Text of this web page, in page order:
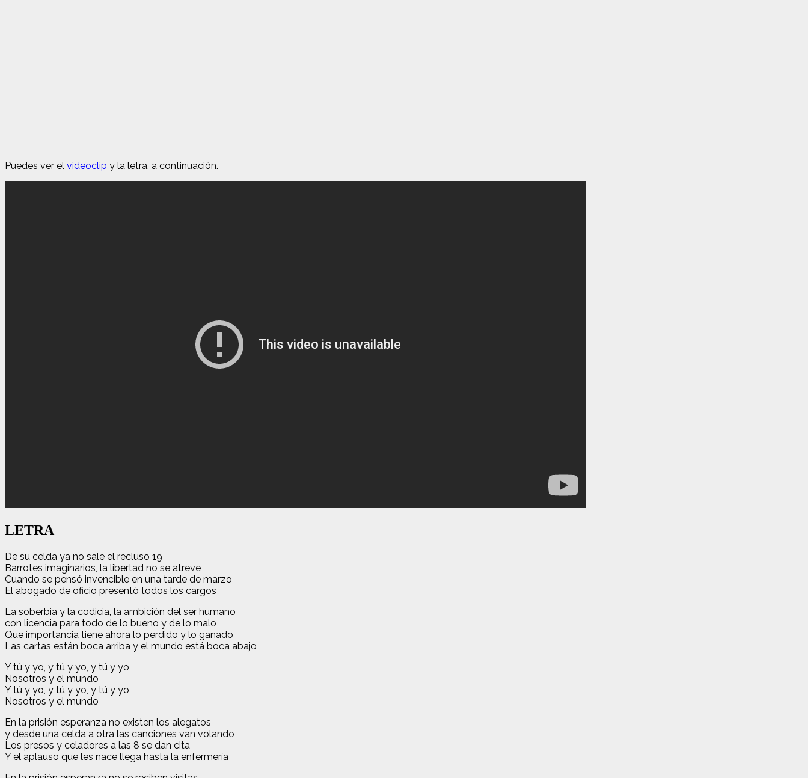
Puedes ver el videoclip y la letra, a continuación.
LETRA
De su celda ya no sale el recluso 19
Barrotes imaginarios, la libertad no se atreve
Cuando se pensó invencible en una tarde de marzo
El abogado de oficio presentó todos los cargos
La soberbia y la codicia, la ambición del ser humano
con licencia para todo de lo bueno y de lo malo
Que importancia tiene ahora lo perdido y lo ganado
Las cartas están boca arriba y el mundo está boca abajo
Y tú y yo, y tú y yo, y tú y yo
Nosotros y el mundo
Y tú y yo, y tú y yo, y tú y yo
Nosotros y el mundo
En la prisión esperanza no existen los alegatos
y desde una celda a otra las canciones van volando
Los presos y celadores a las 8 se dan cita
Y el aplauso que les nace llega hasta la enfermería